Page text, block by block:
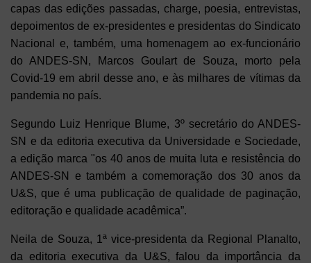
capas das edições passadas, charge, poesia, entrevistas,
depoimentos de ex-presidentes e presidentas do Sindicato
Nacional e, também, uma homenagem ao ex-funcionário
do ANDES-SN, Marcos Goulart de Souza, morto pela
Covid-19 em abril desse ano, e às milhares de vítimas da
pandemia no país.
Segundo Luiz Henrique Blume, 3º secretário do ANDES-
SN e da editoria executiva da Universidade e Sociedade,
a edição marca "os 40 anos de muita luta e resistência do
ANDES-SN e também a comemoração dos 30 anos da
U&S, que é uma publicação de qualidade de paginação,
editoração e qualidade acadêmica”.
Neila de Souza, 1ª vice-presidenta da Regional Planalto,
da editoria executiva da U&S, falou da importância da